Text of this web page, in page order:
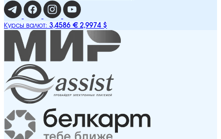
Курсы валют: 3,4586 € 2,9974 $